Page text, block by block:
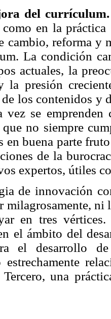
del currículum.
en la
cambio, reforma y
La condición
actuales, la
la presión
los contenidos y
vez se
no siempre
en buena parte
de la
expertos, útiles
de innovación
milagrosamente, ni
en tres
el ámbito del
el desarrollo
estrechamente
una